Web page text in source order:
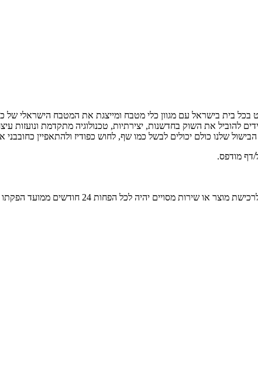
ומקצוענות במטבח כבר 65 שנה, נוכחת כמעט בכל בית בישראל עם מגוון כלי מטבח
להוביל את השוק בחדשנות, יצירתיות, טכנולוגיה מתקדמת
שלנו כולם יכולים לבשל כמו שף, לחוש כפודיז ולהתאפיין כחובבני